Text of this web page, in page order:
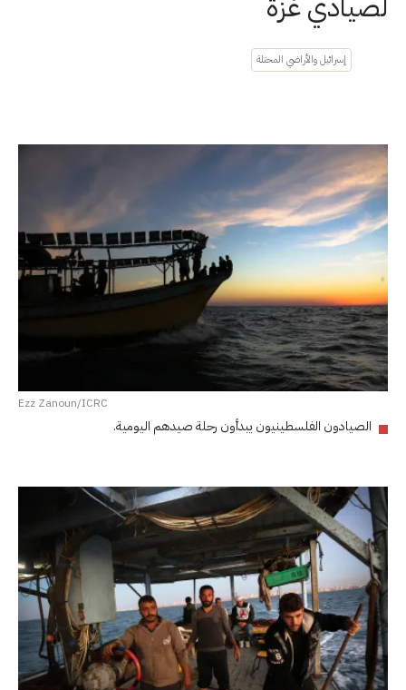
إسرائيل والأراضي المحتلة
Ezz Zanoun/ICRC
الصيادون الفلسطينيون يبدأون رحلة صيدهم اليومية.